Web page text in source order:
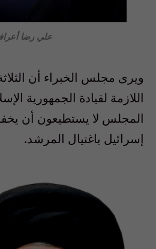
علي رضا
ويرى مجلس الخبراء أن
اللازمة لقيادة الجمهورية
المجلس لا يستطيعون أن
إسرائيل باغتيال المرشد.